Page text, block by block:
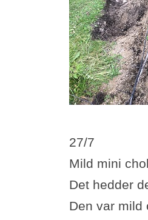
27/7
Mild mini
Det hedder
Den var mild